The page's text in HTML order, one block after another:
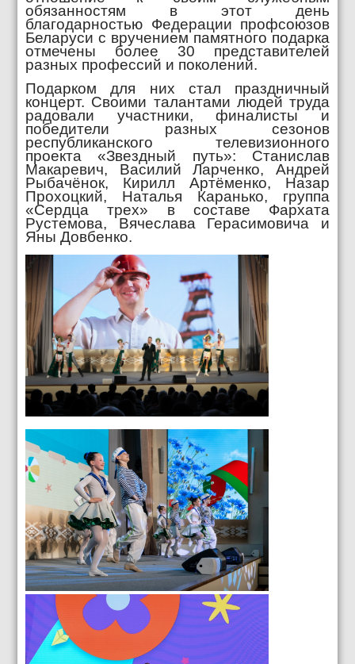
обязанностям в этот день
благодарностью Федерации профсоюзов
Беларуси с вручением памятного подарка
отмечены более 30 представителей
разных профессий и поколений.
Подарком для них стал праздничный
концерт. Своими талантами людей труда
радовали участники, финалисты и
победители разных сезонов
республиканского телевизионного
проекта «Звездный путь»: Станислав
Макаревич, Василий Ларченко, Андрей
Рыбачёнок, Кирилл Артёменко, Назар
Прохоцкий, Наталья Каранько, группа
«Сердца трех» в составе Фархата
Рустемова, Вячеслава Герасимовича и
Яны Довбенко.